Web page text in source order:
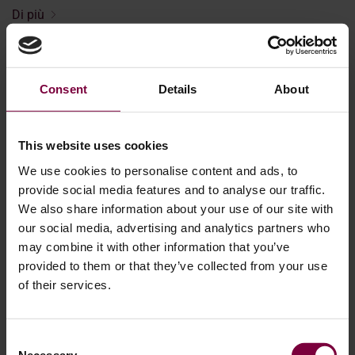
Consent Details About
This website uses cookies
We use cookies to personalise content and ads, to
provide social media features and to analyse our traffic.
We also share information about your use of our site with
our social media, advertising and analytics partners who
may combine it with other information that you’ve
provided to them or that they’ve collected from your use
of their services.
Di più
Ogni riparazione dei cerchi in lega fa la